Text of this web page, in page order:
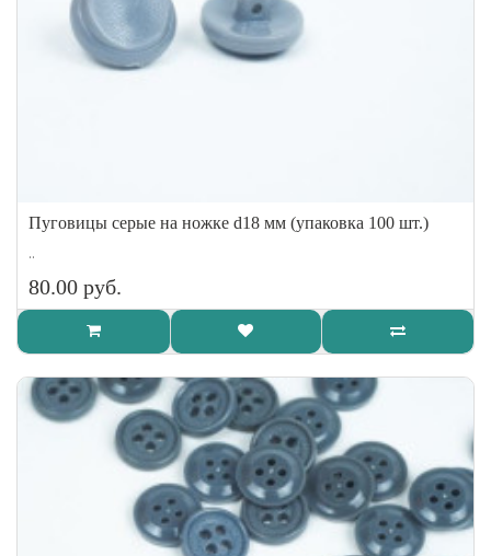
Пуговицы серые на ножке d18 мм (упаковка 100 шт.)
..
80.00 руб.